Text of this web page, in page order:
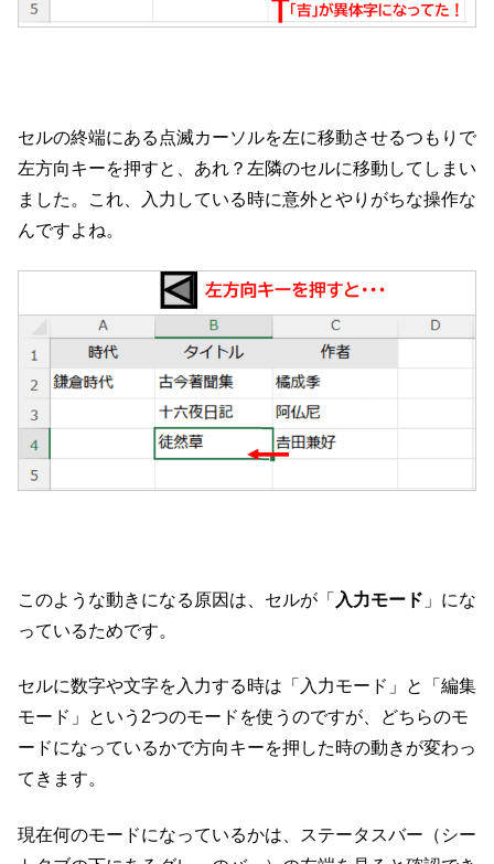
セルの終端にある点滅カーソルを左に移動させるつもりで
左方向キーを押すと、あれ？左隣のセルに移動してしまい
ました。これ、入力している時に意外とやりがちな操作な
んですよね。
このような動きになる原因は、セルが「 入力モード 」にな
っているためです。
セルに数字や文字を入力する時は「入力モード」と「編集
モード」という2つのモードを使うのですが、どちらのモ
ードになっているかで方向キーを押した時の動きが変わっ
てきます。
現在何のモードになっているかは、ステータスバー（シー